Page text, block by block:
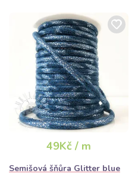
49Kč / m
Semišová šňůra Glitter blue